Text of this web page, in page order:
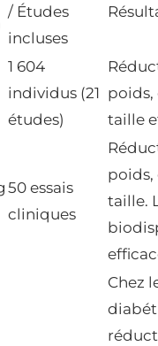
/ Études
incluses
1 604
individus (21
études)
poids,
taille
50 essais
cliniques
poids,
taille.
Chez